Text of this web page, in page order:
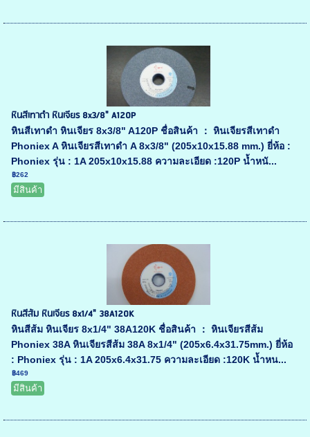
หินสีเทาดำ หินเจียร 8x3/8" A120P
หินสีเทาดำ หินเจียร 8x3/8" A120P ชื่อสินค้า ： หินเจียรสีเทาดำ
Phoniex A หินเจียรสีเทาดำ A 8x3/8" (205x10x15.88 mm.) ยี่ห้อ :
Phoniex รุ่น : 1A 205x10x15.88 ความละเอียด :120P น้ำหนั...
฿262
มีสินค้า
หินสีส้ม หินเจียร 8x1/4" 38A120K
หินสีส้ม หินเจียร 8x1/4" 38A120K ชื่อสินค้า ： หินเจียรสีส้ม
Phoniex 38A หินเจียรสีส้ม 38A 8x1/4" (205x6.4x31.75mm.) ยี่ห้อ
: Phoniex รุ่น : 1A 205x6.4x31.75 ความละเอียด :120K น้ำหน...
฿469
มีสินค้า